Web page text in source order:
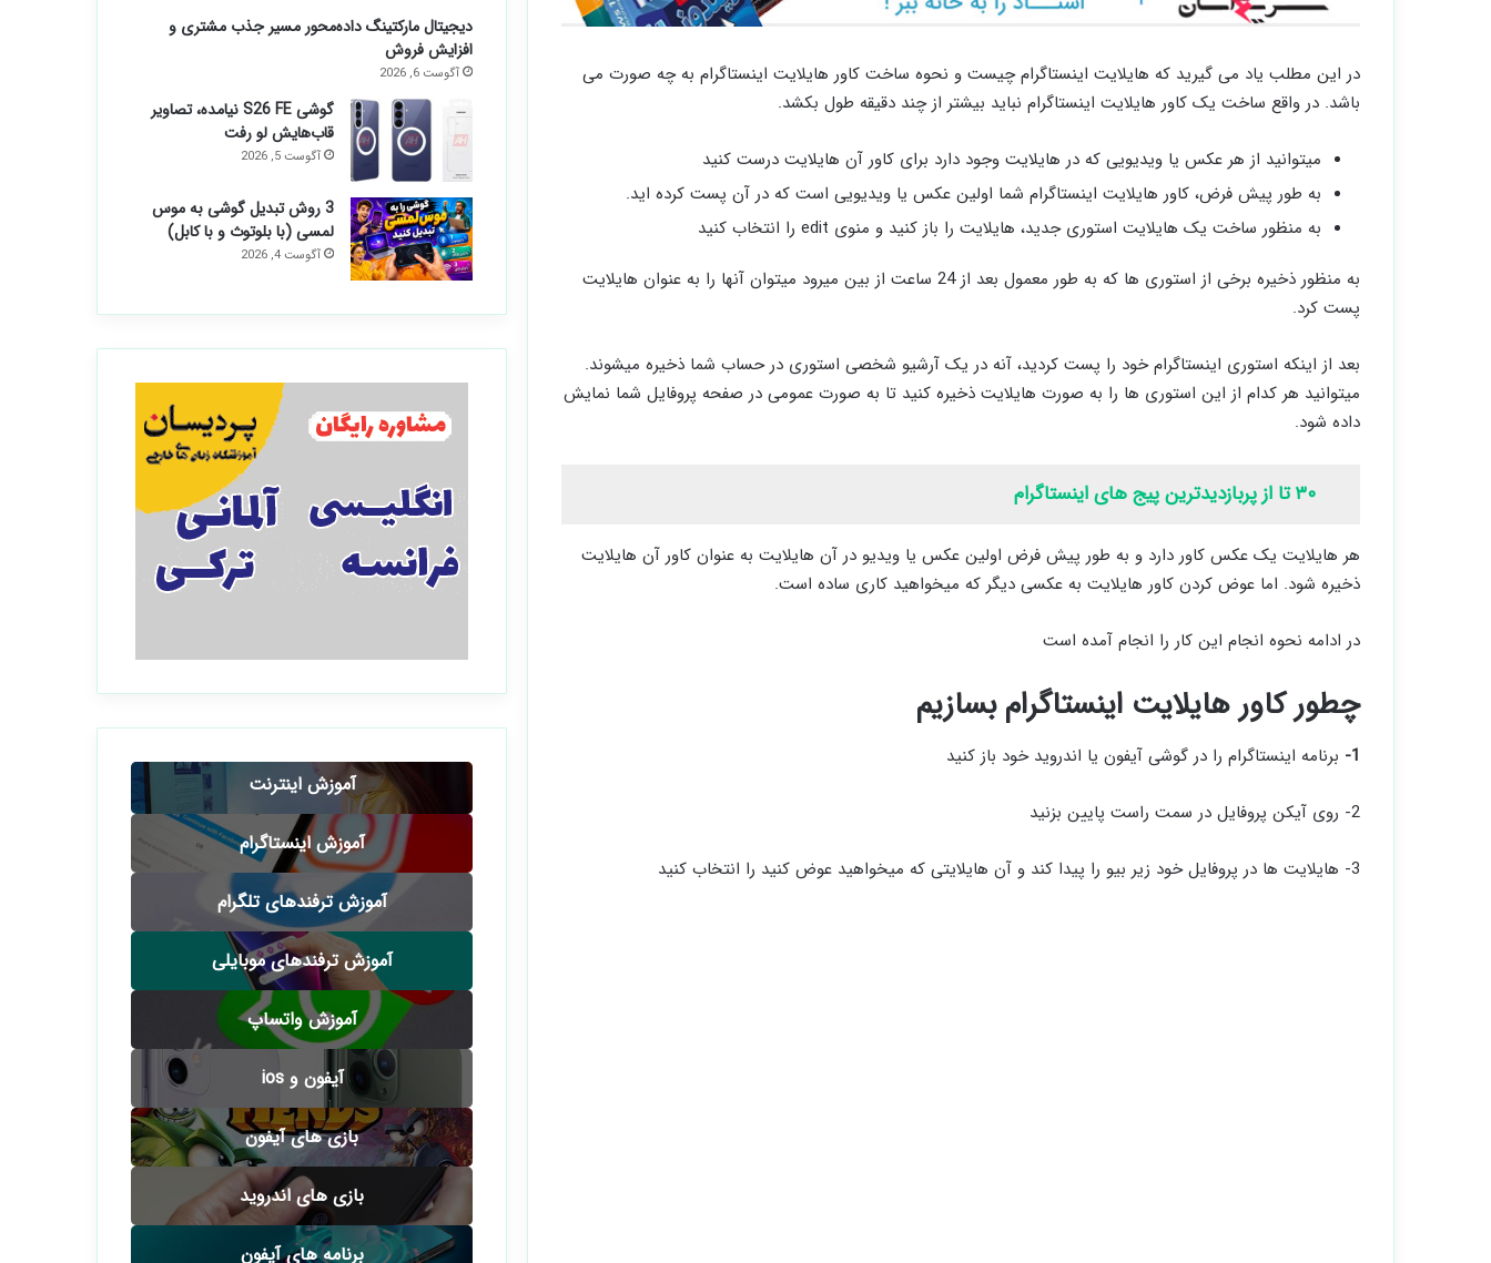
در این مطلب یاد می گیرید که هایلایت اینستاگرام چیست و نحوه ساخت کاور هایلایت اینستاگرام به چه صورت می
باشد. در واقع ساخت یک کاور هایلایت اینستاگرام نباید بیشتر از چند دقیقه طول بکشد.
میتوانید از هر عکس یا ویدیویی که در هایلایت وجود دارد برای کاور آن هایلایت درست کنید
به طور پیش فرض، کاور هایلایت اینستاگرام شما اولین عکس یا ویدیویی است که در آن پست کرده اید.
به منظور ساخت یک هایلایت استوری جدید، هایلایت را باز کنید و منوی edit را انتخاب کنید
به منظور ذخیره برخی از استوری ها که به طور معمول بعد از 24 ساعت از بین میرود میتوان آنها را به عنوان هایلایت
پست کرد.
بعد از اینکه استوری اینستاگرام خود را پست کردید، آنه در یک آرشیو شخصی استوری در حساب شما ذخیره میشوند.
میتوانید هر کدام از این استوری ها را به صورت هایلایت ذخیره کنید تا به صورت عمومی در صفحه پروفایل شما نمایش
داده شود.
۳۰ تا از پربازدیدترین پیج های اینستاگرام
هر هایلایت یک عکس کاور دارد و به طور پیش فرض اولین عکس یا ویدیو در آن هایلایت به عنوان کاور آن هایلایت
ذخیره شود. اما عوض کردن کاور هایلایت به عکسی دیگر که میخواهید کاری ساده است.
در ادامه نحوه انجام این کار را انجام آمده است
چطور کاور هایلایت اینستاگرام بسازیم
1- برنامه اینستاگرام را در گوشی آیفون یا اندروید خود باز کنید
2- روی آیکن پروفایل در سمت راست پایین بزنید
3- هایلایت ها در پروفایل خود زیر بیو را پیدا کند و آن هایلایتی که میخواهید عوض کنید را انتخاب کنید
دیجیتال مارکتینگ داده‌محور مسیر جذب مشتری و
افزایش فروش
آگوست 6, 2026
گوشی S26 FE نیامده، تصاویر
قاب‌هایش لو رفت
آگوست 5, 2026
3 روش تبدیل گوشی به موس
لمسی (با بلوتوث و با کابل)
آگوست 4, 2026
آموزش اینترنت
آموزش اینستاگرام
آموزش ترفندهای تلگرام
آموزش ترفندهای موبایلی
آموزش واتساپ
آیفون و ios
بازی های آیفون
بازی های اندروید
برنامه های آیفون